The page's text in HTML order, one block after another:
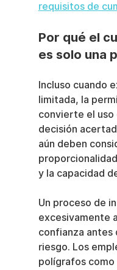
requisitos de
Por qué el
es solo una
Incluso cuando
limitada, la
convierte el uso
decisión
aún deben
y la capacidad
Un proceso de
excesivamente
confianza antes
riesgo. Los
polígrafos como